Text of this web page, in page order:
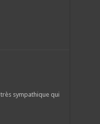
sympathique qui